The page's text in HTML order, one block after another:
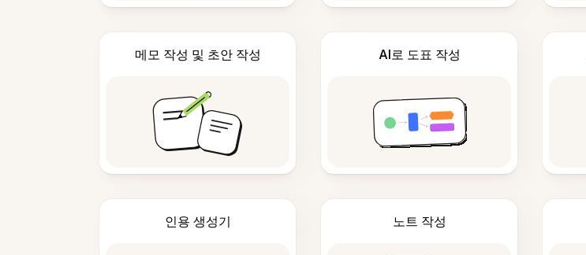
메모 작성 및 초안 작성 AI로 도표 작성
인용 생성기 노트 작성